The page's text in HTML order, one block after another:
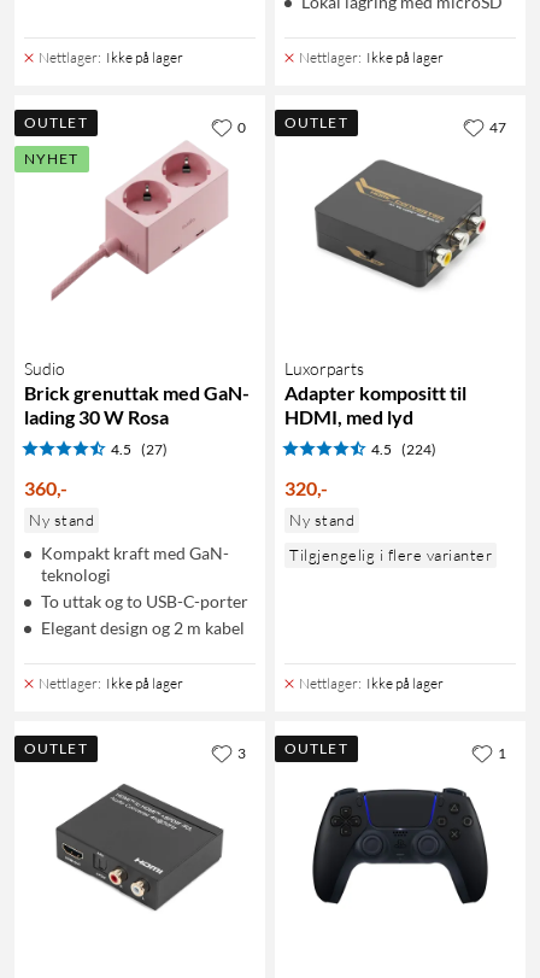
Nettlager: Ikke på lager Nettlager: Ikke på lager
OUTLET
NYHET
Sudio
Brick grenuttak med GaN-
lading 30 W Rosa
4.5 (27)
360,-
Ny stand
Kompakt kraft med GaN-
teknologi
To uttak og to USB-C-porter
Elegant design og 2 m kabel
Nettlager: Ikke på lager
0 OUTLET
Luxorparts
Adapter kompositt til
HDMI, med lyd
4.5 (224)
320,-
Ny stand
Tilgjengelig i flere varianter
Nettlager: Ikke på lager
47
OUTLET 3 OUTLET 1